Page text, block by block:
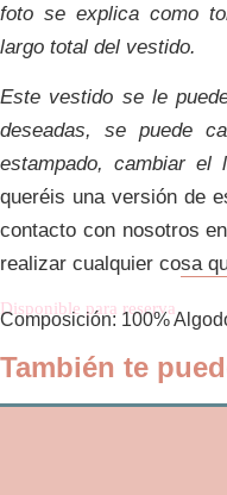
foto se explica como
largo total del vestido.
Este vestido se le
deseadas, se puede
estampado, cambiar
queréis una versión de
contacto con nosotros
realizar cualquier cosa
Disponible para reserva
Composición: 100%
También te